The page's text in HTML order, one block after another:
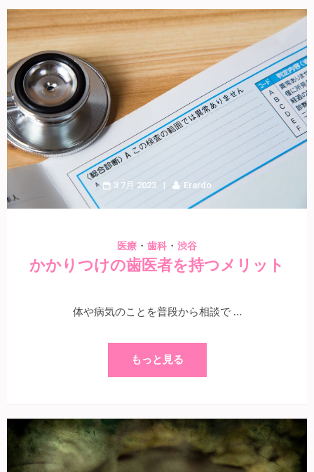
3 7月 2023 Erardo
医療 ・ 歯科 ・ 渋谷
かかりつけの歯医者を持つメリット
体や病気のことを普段から相談で …
もっと見る